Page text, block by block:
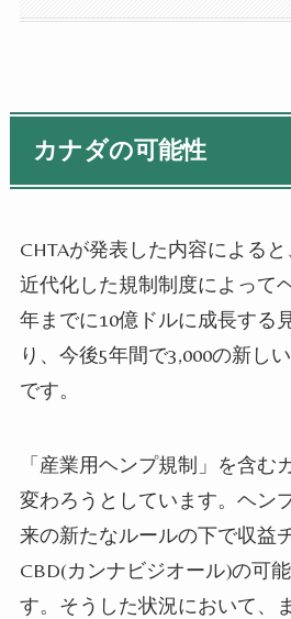
カナダの可能性
CHTAが発表した内容によると
近代化した規制制度によって
年までに10億ドルに成長する
り、 今後5年間で3,000の新しい
です。
「産業用ヘンプ規制」を含む
変わろうとしています。 ヘン
来の新たなルールの下で収益
CBD(カンナビジオール)の可
す。 そうした状況において、